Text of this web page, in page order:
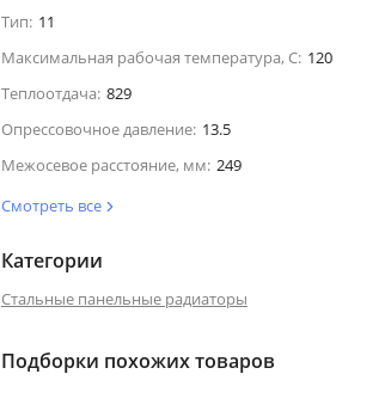
Тип: 11
Максимальная рабочая температура, С: 120
Теплоотдача: 829
Опрессовочное давление: 13.5
Межосевое расстояние, мм: 249
Смотреть все
Категории
Стальные панельные радиаторы
Подборки похожих товаров